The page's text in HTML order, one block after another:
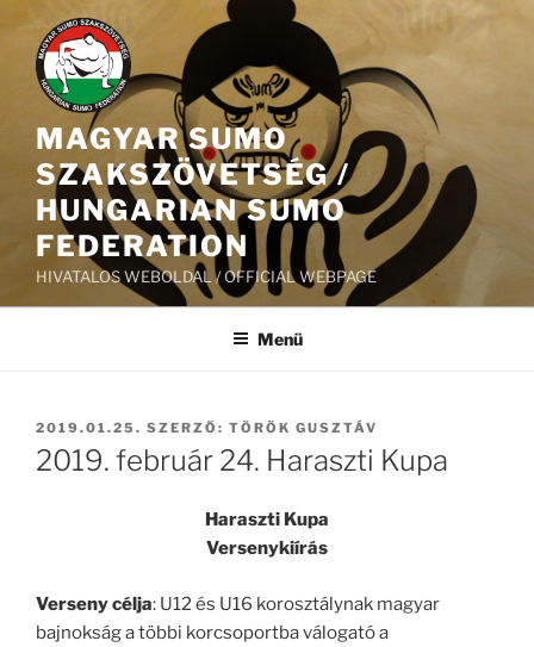
Tartalomhoz
MAGYAR SUMO
SZAKSZÖVETSÉG /
HUNGARIAN SUMO
FEDERATION
HIVATALOS WEBOLDAL / OFFICIAL WEBPAGE
Menü
BEKÜLDVE:
2019.01.25. SZERZŐ: TÖRÖK GUSZTÁV
2019. február 24. Haraszti Kupa
Haraszti Kupa
Versenykiírás
Verseny célja: U12 és U16 korosztálynak magyar
bajnokság a többi korcsoportba válogató a